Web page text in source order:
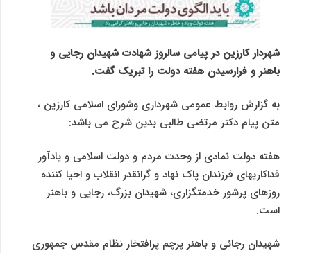
شهردار کارزین در پیامی سالروز شهادت شهیدان رجایی و
باهنر و فرارسیدن هفته دولت را تبریک گفت.
به گزارش روابط عمومی شهرداری وشورای اسلامی کارزین ،
متن پیام دکتر مرتضی طالبی بدین شرح می باشد:
هفته دولت نمادی از وحدت مردم و دولت اسلامی و یادآور
فداکاری‏های فرزندان پاک نهاد و گرانقدر انقلاب و احیا کننده
روزهای پرشور خدمتگزاری، شهیدان بزرگ، رجایی و باهنر
است.
شهیدان رجائی و باهنر پرچم پرافتخار نظام مقدس جمهوری